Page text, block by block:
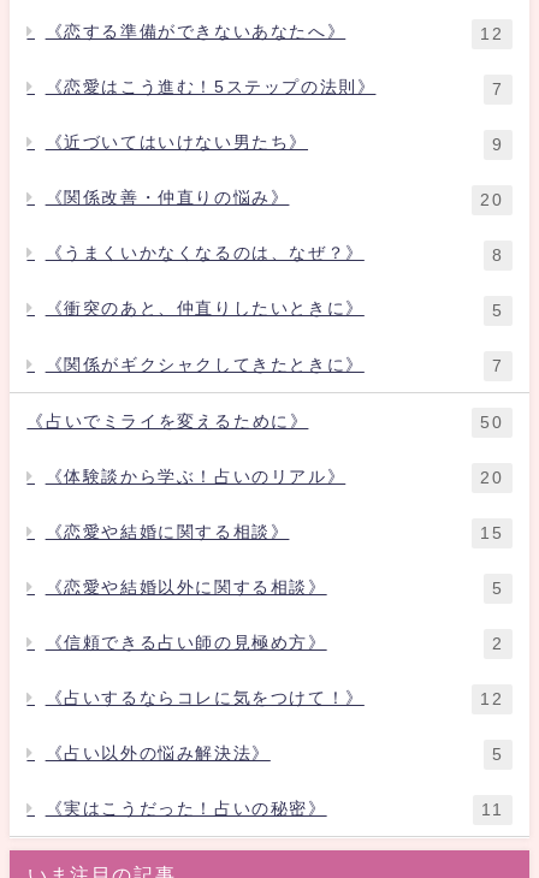
《恋する準備ができないあなたへ》 12
《恋愛はこう進む！5ステップの法則》 7
《近づいてはいけない男たち》 9
《関係改善・仲直りの悩み》 20
《うまくいかなくなるのは、なぜ？》 8
《衝突のあと、仲直りしたいときに》 5
《関係がギクシャクしてきたときに》 7
《占いでミライを変えるために》 50
《体験談から学ぶ！占いのリアル》 20
《恋愛や結婚に関する相談》 15
《恋愛や結婚以外に関する相談》 5
《信頼できる占い師の見極め方》 2
《占いするならコレに気をつけて！》 12
《占い以外の悩み解決法》 5
《実はこうだった！占いの秘密》 11